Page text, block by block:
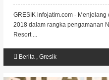
2019
GRESIK infojatim.com -
2018 dalam rangka pengamanan
Resort ...
Berita, Gresik